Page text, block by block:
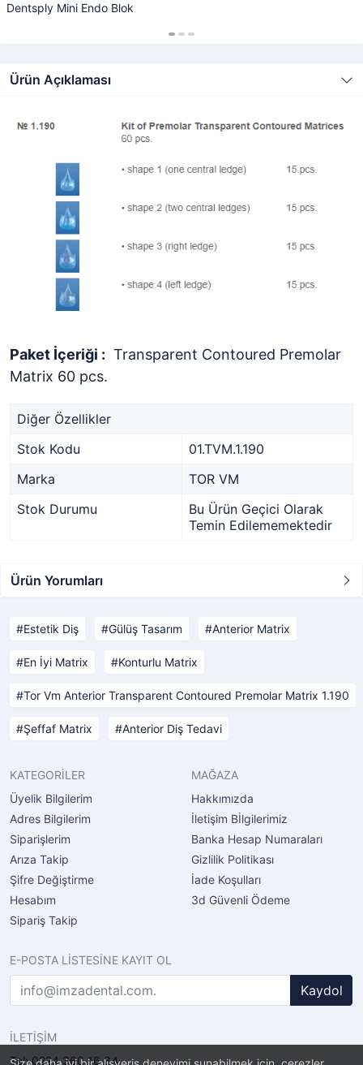
Dentsply Mini Endo Blok
Ürün Açıklaması
Paket İçeriği : Transparent Contoured Premolar
Matrix 60 pcs.
Diğer Özellikler
Stok Kodu
01.TVM.1.190
Marka
TOR VM
Stok Durumu
Bu Ürün Geçici Olarak
Temin Edilememektedir
Ürün Yorumları
Estetik Diş Gülüş Tasarım Anterior Matrix
En İyi Matrix Konturlu Matrix
Tor Vm Anterior Transparent Contoured Premolar Matrix 1.190
Şeffaf Matrix Anterior Diş Tedavi
KATEGORİLER
Üyelik Bilgilerim
Adres Bilgilerim
Siparişlerim
Arıza Takip
Şifre Değiştirme
Hesabım
Sipariş Takip
MAĞAZA
Hakkımızda
İletişim Bİlgilerimiz
Banka Hesap Numaraları
Gizlilik Politikası
İade Koşulları
3d Güvenli Ödeme
E-POSTA LİSTESİNE KAYIT OL
Kaydol
İLETİŞİM
Tel: 0224 360 16 34